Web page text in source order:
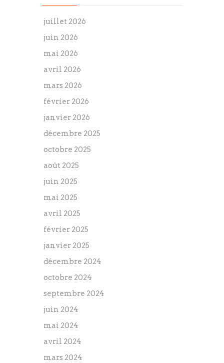
juillet 2026
juin 2026
mai 2026
avril 2026
mars 2026
février 2026
janvier 2026
décembre 2025
octobre 2025
août 2025
juin 2025
mai 2025
avril 2025
février 2025
janvier 2025
décembre 2024
octobre 2024
septembre 2024
juin 2024
mai 2024
avril 2024
mars 2024